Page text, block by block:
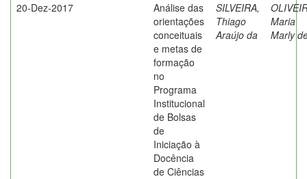
20-Dez-2017
Análise das
orientações
conceituais
e metas de
formação
no
Programa
Institucional
de Bolsas
de
Iniciação à
Docência
de Ciências
SILVEIRA,
Thiago
Araújo da
Maria
Marly